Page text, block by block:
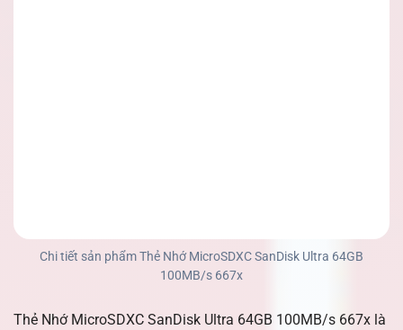
Chi tiết sản phẩm Thẻ Nhớ MicroSDXC SanDisk Ultra 64GB
100MB/s 667x
Thẻ Nhớ MicroSDXC SanDisk Ultra 64GB 100MB/s 667x là